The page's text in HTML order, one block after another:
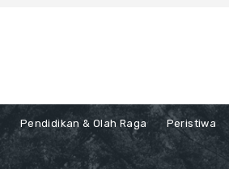
Pendidikan & Olah Raga Peristiwa